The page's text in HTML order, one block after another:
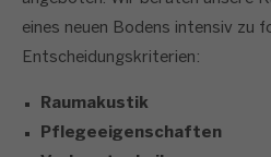
eines neuen Bodens intensiv zu
Entscheidungskriterien:
Raumakustik
Pflegeeigenschaften